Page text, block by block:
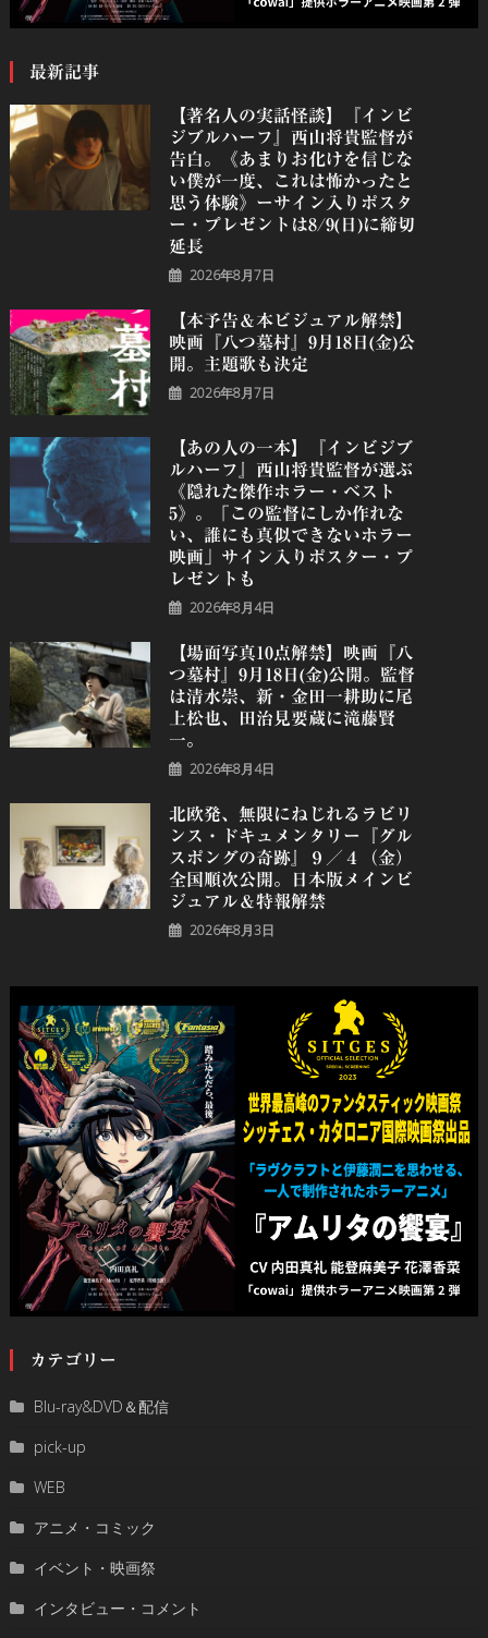
最新記事
【著名人の実話怪談】『インビ
ジブルハーフ』⻄⼭将貴監督が
告白。《あまりお化けを信じな
い僕が一度、これは怖かったと
思う体験》ーサイン入りポスタ
ー・プレゼントは8/9(日)に締切
延長
2026年8月7日
【本予告＆本ビジュアル解禁】
映画『八つ墓村』9月18日(金)公
開。主題歌も決定
2026年8月7日
【あの人の一本】『インビジブ
ルハーフ』⻄⼭将貴監督が選ぶ
《隠れた傑作ホラー・ベスト
5》。「この監督にしか作れな
い、誰にも真似できないホラー
映画」サイン入りポスター・プ
レゼントも
2026年8月4日
【場面写真10点解禁】映画『八
つ墓村』9月18日(金)公開。監督
は清水崇、新・金田一耕助に尾
上松也、田治見要蔵に滝藤賢
一。
2026年8月4日
北欧発、無限にねじれるラビリ
ンス・ドキュメンタリー『グル
スポングの奇跡』９／４（金）
全国順次公開。日本版メインビ
ジュアル＆特報解禁
2026年8月3日
カテゴリー
Blu-ray&DVD＆配信
pick-up
WEB
アニメ・コミック
イベント・映画祭
インタビュー・コメント